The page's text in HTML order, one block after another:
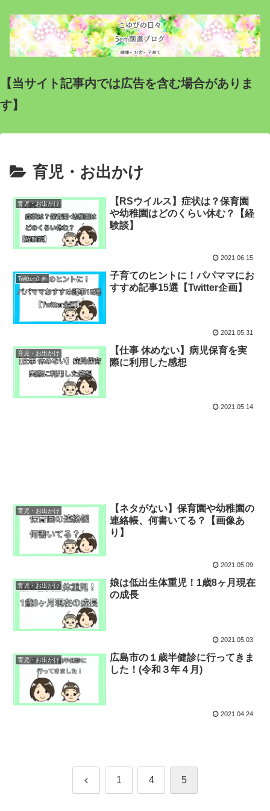
【当サイト記事内では広告を含む場合がありま
す】
育児・お出かけ
育児・お出かけ
【RSウイルス】症状は？保育園
や幼稚園はどのくらい休む？【経
験談】
2021.06.15
Twitter企画
子育てのヒントに！パパママにお
すすめ記事15選【Twitter企画】
2021.05.31
育児・お出かけ
【仕事 休めない】病児保育を実
際に利用した感想
2021.05.14
育児・お出かけ
【ネタがない】保育園や幼稚園の
連絡帳、何書いてる？【画像あ
り】
2021.05.09
育児・お出かけ
娘は低出生体重児！1歳8ヶ月現在
の成長
2021.05.03
育児・お出かけ
広島市の１歳半健診に行ってきま
した！(令和３年４月)
2021.04.24
前 1 4 5